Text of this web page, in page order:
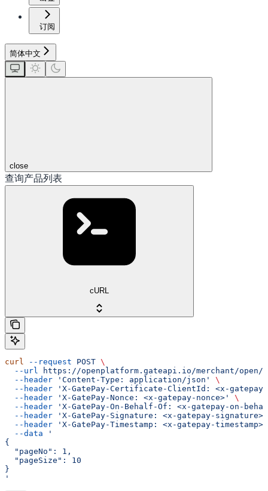
订阅
简体中文
close
查询产品列表
cURL
curl --request POST \
  --url
https://openplatform.gateapi.io/merchant/open/
  --header
'Content-Type: application/json'
\
  --header
'X-GatePay-Certificate-ClientId: <x-
  --header
'X-GatePay-Nonce: <x-gatepay-nonce>'
\
  --header
'X-GatePay-On-Behalf-Of: <x-gatepay-on-
  --header
'X-GatePay-Signature: <x-gatepay-signature>'
  --header
'X-GatePay-Timestamp: <x-gatepay-timestamp>'
  --data
'
{
  "pageNo": 1,
  "pageSize": 10
}
'